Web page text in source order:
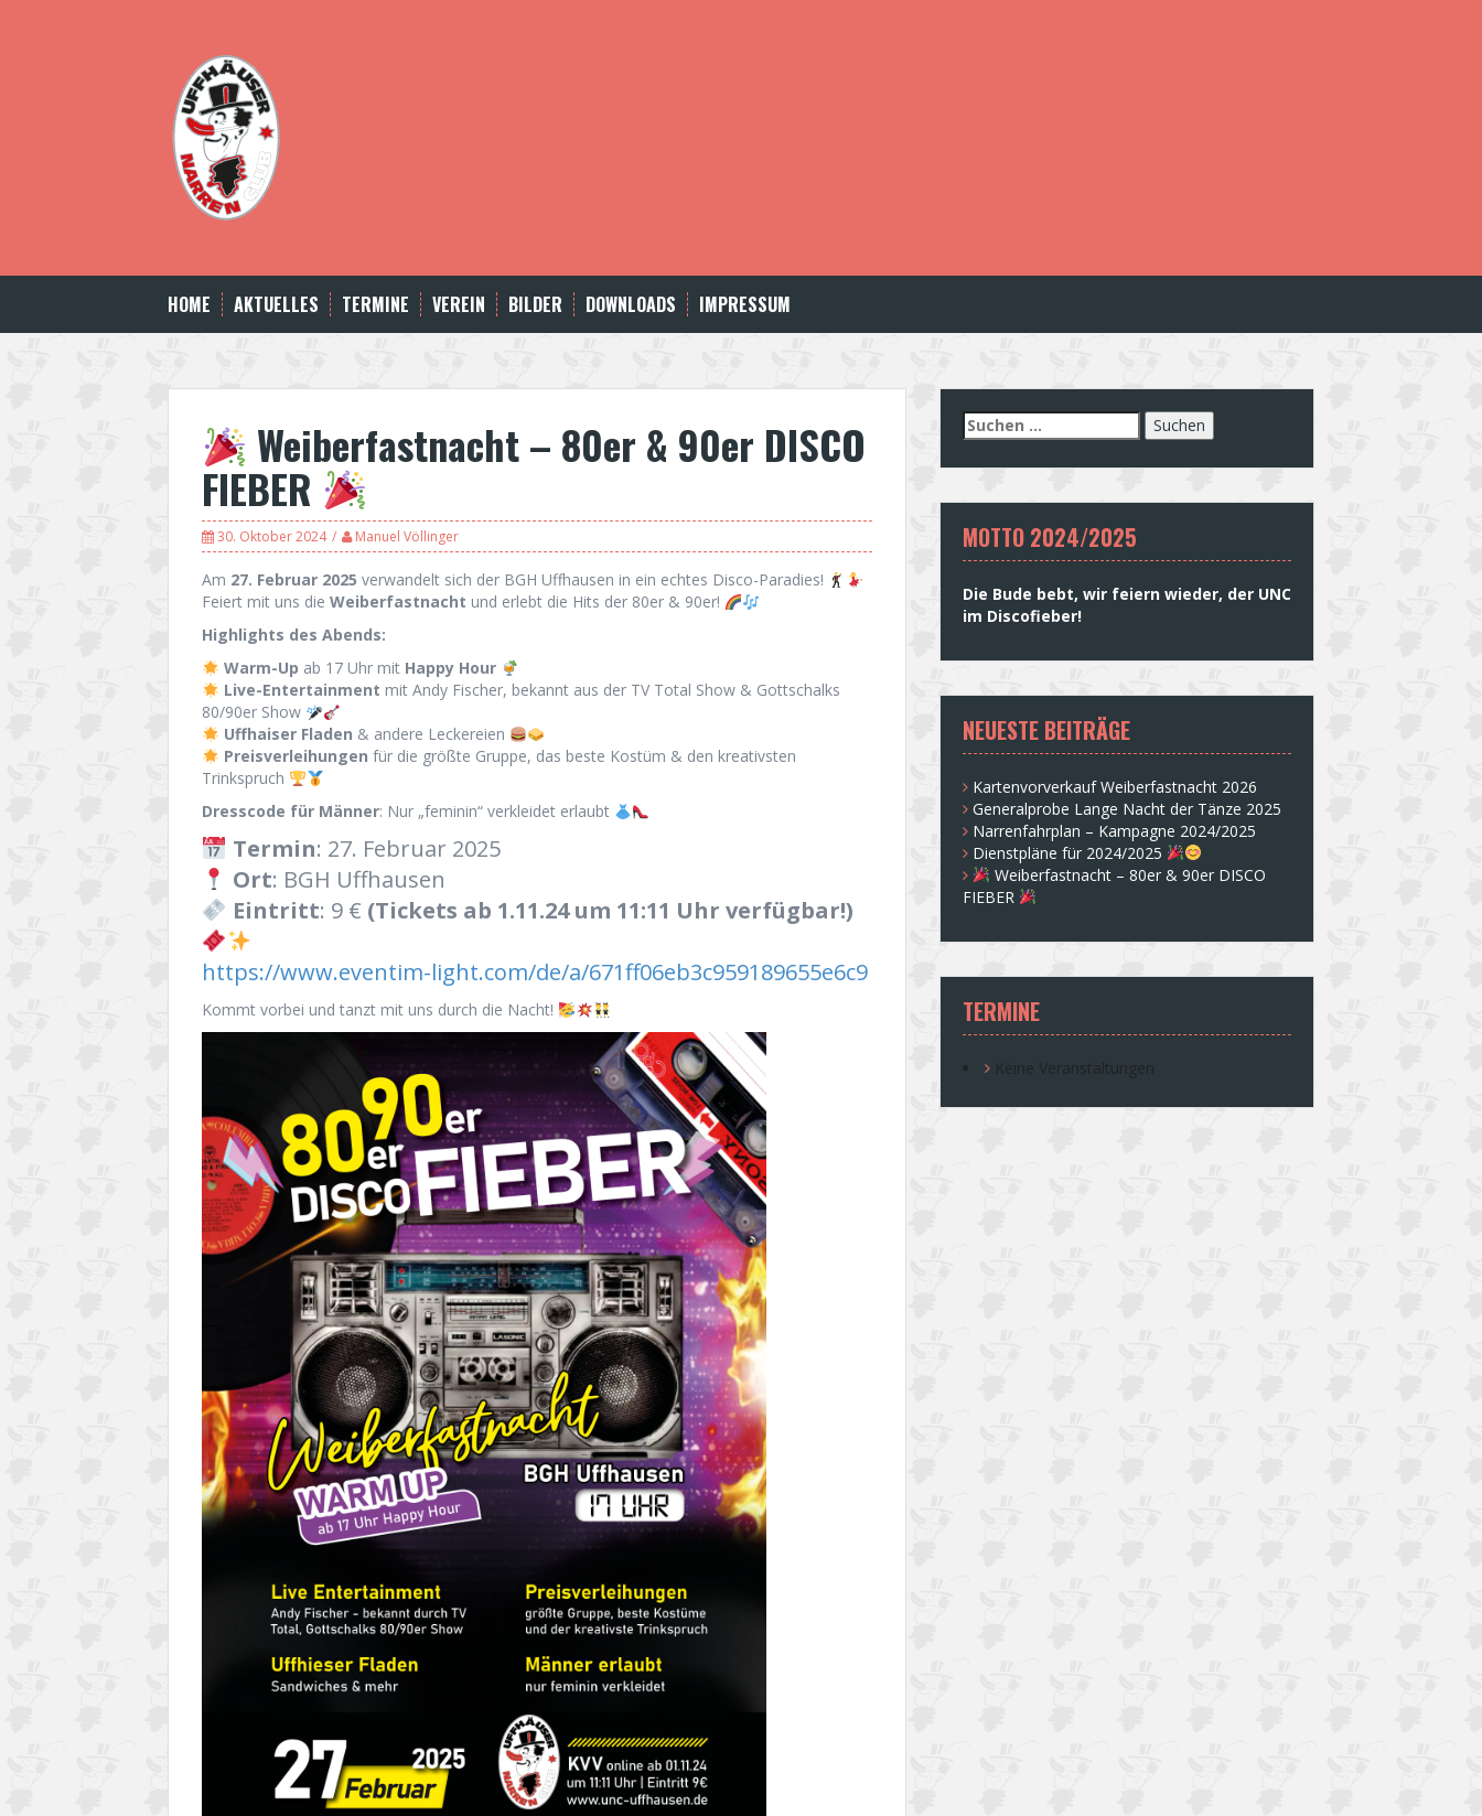
HOME AKTUELLES TERMINE VEREIN BILDER DOWNLOADS IMPRESSUM
Weiberfastnacht – 80er & 90er DISCO
FIEBER
30. Oktober 2024 Manuel Völlinger
Am 27. Februar 2025 verwandelt sich der BGH Uffhausen in ein echtes Disco-Paradies!
Feiert mit uns die Weiberfastnacht und erlebt die Hits der 80er & 90er!
Highlights des Abends:
Warm-Up ab 17 Uhr mit Happy Hour
Live-Entertainment mit Andy Fischer, bekannt aus der TV Total Show & Gottschalks
80/90er Show
Uffhaiser Fladen & andere Leckereien
Preisverleihungen für die größte Gruppe, das beste Kostüm & den kreativsten
Trinkspruch
Dresscode für Männer: Nur „feminin“ verkleidet erlaubt
Termin: 27. Februar 2025
Ort: BGH Uffhausen
Eintritt: 9 € (Tickets ab 1.11.24 um 11:11 Uhr verfügbar!)
https://www.eventim-light.com/de/a/671ff06eb3c959189655e6c9
Kommt vorbei und tanzt mit uns durch die Nacht!
Suchen
nach:
MOTTO 2024/2025
Die Bude bebt, wir feiern wieder, der UNC
im Discofieber!
NEUESTE BEITRÄGE
Kartenvorverkauf Weiberfastnacht 2026
Generalprobe Lange Nacht der Tänze 2025
Narrenfahrplan – Kampagne 2024/2025
Dienstpläne für 2024/2025
Weiberfastnacht – 80er & 90er DISCO
FIEBER
TERMINE
Keine Veranstaltungen